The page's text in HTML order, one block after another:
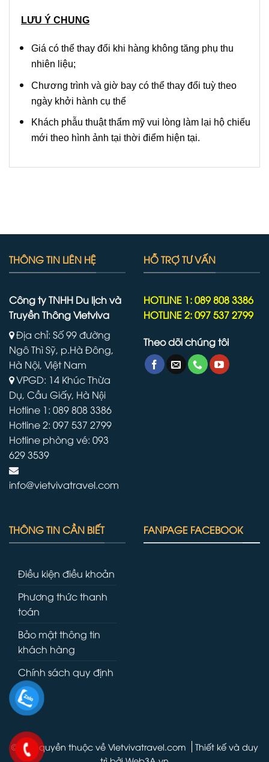
LƯU Ý CHUNG
Giá có thể thay đổi khi hàng không tăng phụ thu
nhiên liệu;
Chương trình và giờ bay có thể thay đổi tuỳ theo
ngày khởi hành cụ thể
Khách phẫu thuật thẩm mỹ vui lòng làm lại hộ chiếu
mới theo hình ảnh tại thời điểm hiện tại.
THÔNG TIN LIÊN HỆ
Công ty TNHH Du lịch và
Truyền Thông Vietviva
Địa chỉ: Số 99 đường
Ngô Thì Sỹ, p.Hà Đông,
Hà Nội, Việt Nam
VPGD: 14 Khúc Thừa
Dụ, Cầu Giấy, Hà Nội
Hotline 1: 089 808 3386
Hotline 2: 097 537 2799
Hotline phòng vé: 093
629 3539
info@vietvivatravel.com
HỖ TRỢ TƯ VẤN
HOTLINE 1: 089 808 3386
HOTLINE 2: 097 537 2799
Theo dõi chúng tôi
THÔNG TIN CẦN BIẾT
Điều kiện điều khoản
Phương thức thanh
toán
Bảo mật thông tin
khách hàng
Chính sách quy định
FANPAGE FACEBOOK
© Bản quyền thuộc về Vietvivatravel.com
Thiết kế và duy